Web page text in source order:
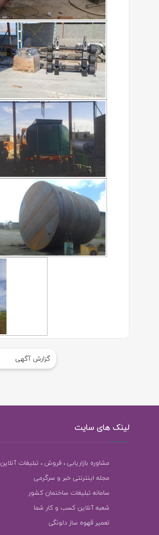
گزارش آگهی
لینک های سایت
مشاوره بازاریابی ، فروش ، تبلیغات آنلاین
مجله اینترنتی خبر و سرگرمی
سامانه تبلیغات ساختمان کشور
شعبه آنلاین کسب و کار شما
تعمیر قهوه ساز دلونگی